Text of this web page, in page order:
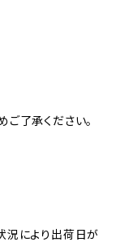
了承ください。
況により出荷日が